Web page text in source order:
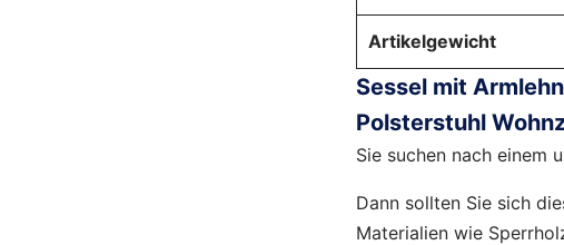
Artikelgewicht
Sessel mit
Polsterstuhl
Sie suchen nach einem
Dann sollten Sie sich
Materialien wie